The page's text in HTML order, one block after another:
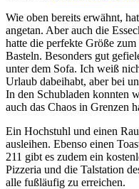
Wie oben bereits erwähnt,
angetan. Aber auch die
hatte die perfekte Größe
Basteln. Besonders gut
unter dem Sofa. Ich weiß
Urlaub dabeihabt, aber bei
In den Schubladen konnten
auch das Chaos in Grenzen
Ein Hochstuhl und einen
ausleihen. Ebenso einen
211 gibt es zudem ein
Pizzeria und die Talstation
alle fußläufig zu erreichen.